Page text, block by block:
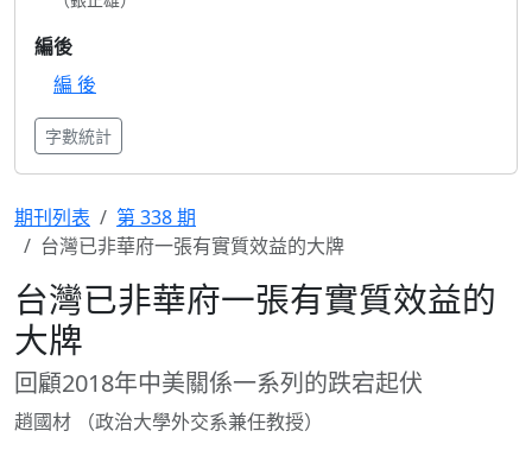
編後
編 後
字數統計
期刊列表
第 338 期
台灣已非華府一張有實質效益的大牌
台灣已非華府一張有實質效益的
大牌
回顧2018年中美關係一系列的跌宕起伏
趙國材 （政治大學外交系兼任教授）